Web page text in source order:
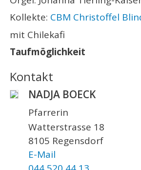
Kollekte: CBM Christoffel
mit Chilekafi
Taufmöglichkeit
Kontakt
NADJA BOECK
Pfarrerin
Watterstrasse 18
8105 Regensdorf
E-Mail